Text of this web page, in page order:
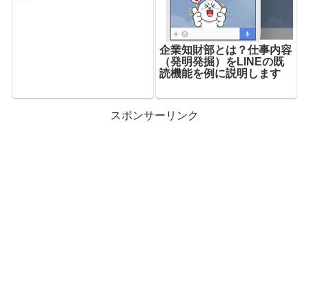
企業知財部とは？仕事内容
（発明発掘）をLINEの既
読機能を例に説明します
スポンサーリンク